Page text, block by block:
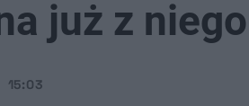
już z
15:03